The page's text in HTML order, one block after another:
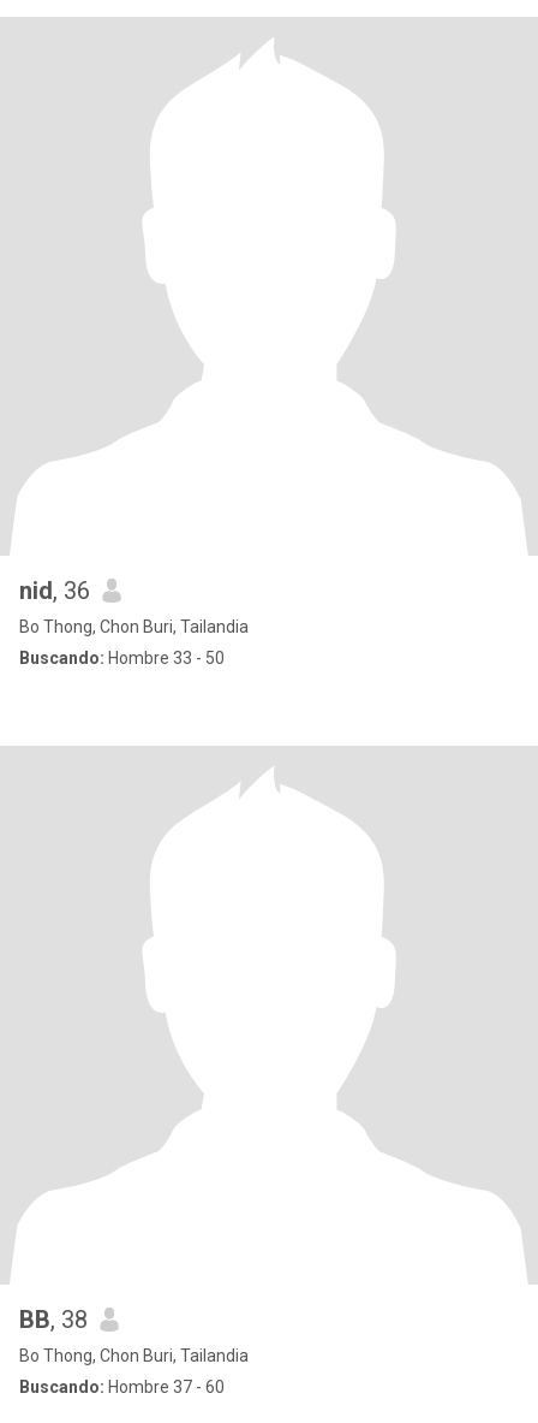
nid, 36
Bo Thong, Chon Buri, Tailandia
Buscando: Hombre 33 - 50
BB, 38
Bo Thong, Chon Buri, Tailandia
Buscando: Hombre 37 - 60